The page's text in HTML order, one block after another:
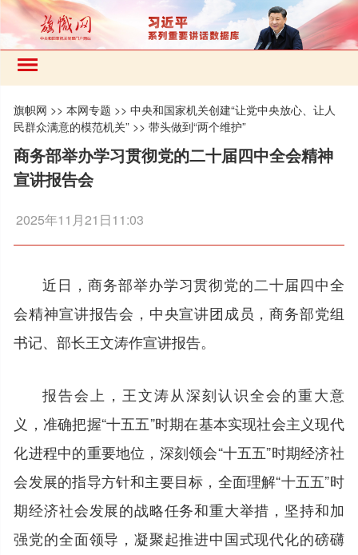
旗帜网 >>本网专题 >>中央和国家机关创建“让党中央放心、让人
民群众满意的模范机关” >>带头做到“两个维护”
商务部举办学习贯彻党的二十届四中全会精神
宣讲报告会
2025年11月21日11:03
近日，商务部举办学习贯彻党的二十届四中全
会精神宣讲报告会，中央宣讲团成员，商务部党组
书记、部长王文涛作宣讲报告。
报告会上，王文涛从深刻认识全会的重大意
义，准确把握“十五五”时期在基本实现社会主义现代
化进程中的重要地位，深刻领会“十五五”时期经济社
会发展的指导方针和主要目标，全面理解“十五五”时
期经济社会发展的战略任务和重大举措，坚持和加
强党的全面领导，凝聚起推进中国式现代化的磅礴